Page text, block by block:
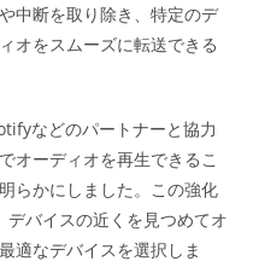
中断を取り除き、特定のデ
オをスムーズに転送できる
などのパートナーと協力
オーディオを再生できるこ
らかにしました。この強化
バイスの近くを見つめてオ
適なデバイスを選択しま